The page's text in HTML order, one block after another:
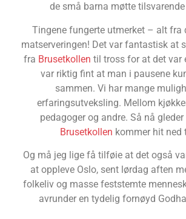
de små barna møtte tilsvarende
Tingene fungerte utmerket – alt fra
matserveringen! Det var fantastisk at
fra Brusetkollen til tross for at det var
var riktig fint at man i pausene
sammen. Vi har mange
erfaringsutveksling. Mellom
pedagoger og andre. Så nå
Brusetkollen kommer hit ned
Og må jeg lige få tilføie at det også
at oppleve Oslo, sent lørdag aften
folkeliv og masse feststemte
avrunder en tydelig fornøyd